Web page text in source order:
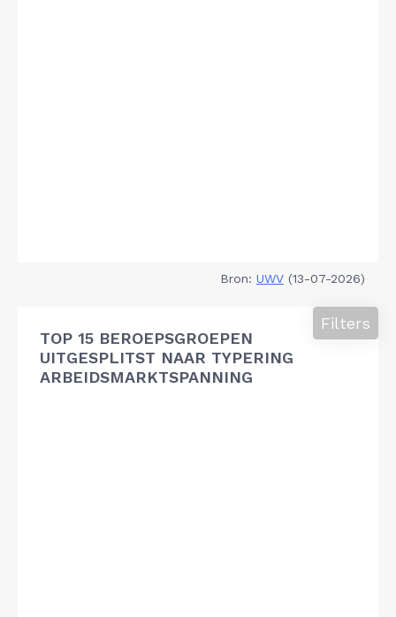
Bron: UWV (13-07-2026)
TOP 15 BEROEPSGROEPEN
UITGESPLITST NAAR TYPERING
ARBEIDSMARKTSPANNING
Filters